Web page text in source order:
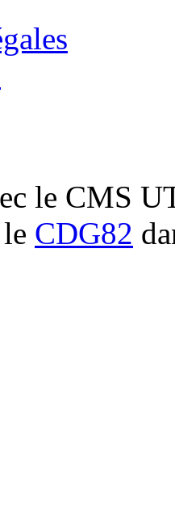
le CMS
CDG82